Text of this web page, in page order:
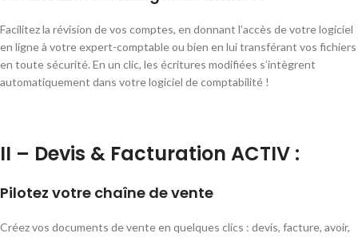
Facilitez la révision de vos comptes, en donnant l’accès de votre logiciel
en ligne à votre expert-comptable ou bien en lui transférant vos fichiers
en toute sécurité. En un clic, les écritures modifiées s’intègrent
automatiquement dans votre logiciel de comptabilité !
II – Devis & Facturation ACTIV :
Pilotez votre chaîne de vente
Créez vos documents de vente en quelques clics : devis, facture, avoir,